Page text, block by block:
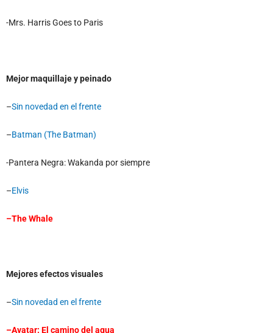
-Mrs. Harris Goes to Paris
Mejor maquillaje y peinado
–Sin novedad en el frente
–Batman (The Batman)
-Pantera Negra: Wakanda por siempre
–Elvis
–The Whale
Mejores efectos visuales
–Sin novedad en el frente
–Avatar: El camino del agua